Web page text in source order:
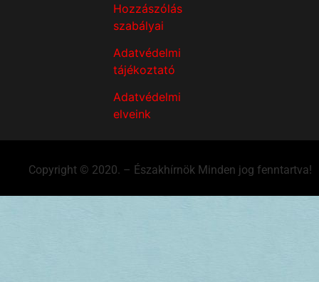
Hozzászólás
szabályai
Adatvédelmi
tájékoztató
Adatvédelmi
elveink
Copyright © 2020. – Északhírnök Minden jog fenntartva!